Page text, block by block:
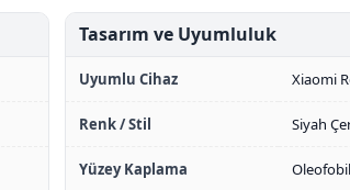
Tasarım ve Uyumluluk
Uyumlu Cihaz Xiaomi
Renk / Stil Siyah
Yüzey Kaplama